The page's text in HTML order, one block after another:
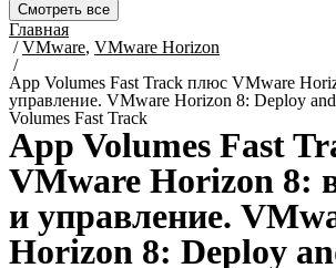
Смотреть все
Главная
/VMware, VMware Horizon
/
App Volumes Fast Track плюс VMware
управление. VMware Horizon 8: Deploy
Volumes Fast Track
App Volumes Fast
VMware Horizon 8:
и управление.
Horizon 8: Deploy